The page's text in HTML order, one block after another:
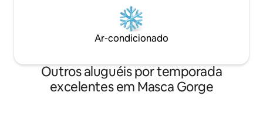
Ar-condicionado
Outros aluguéis por temporada
excelentes em Masca Gorge